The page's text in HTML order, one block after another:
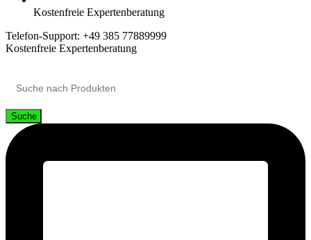
Kostenfreie Expertenberatung
Telefon-Support: +49 385 77889999
Kostenfreie Expertenberatung
Suche